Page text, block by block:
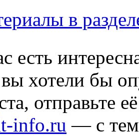
в
есть
хотели бы
отправьте
info.ru — с